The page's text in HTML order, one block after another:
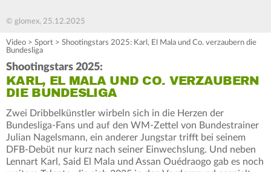
© glomex, 25.12.2025
Video > Sport > Shootingstars 2025: Karl, El Mala und Co. verzaubern die
Bundesliga
Shootingstars 2025:
KARL, EL MALA UND CO. VERZAUBERN
DIE BUNDESLIGA
Zwei Dribbelkünstler wirbeln sich in die Herzen der
Bundesliga-Fans und auf den WM-Zettel von Bundestrainer
Julian Nagelsmann, ein anderer Jungstar trifft bei seinem
DFB-Debüt nur kurz nach seiner Einwechslung. Und neben
Lennart Karl, Said El Mala und Assan Ouédraogo gab es noch